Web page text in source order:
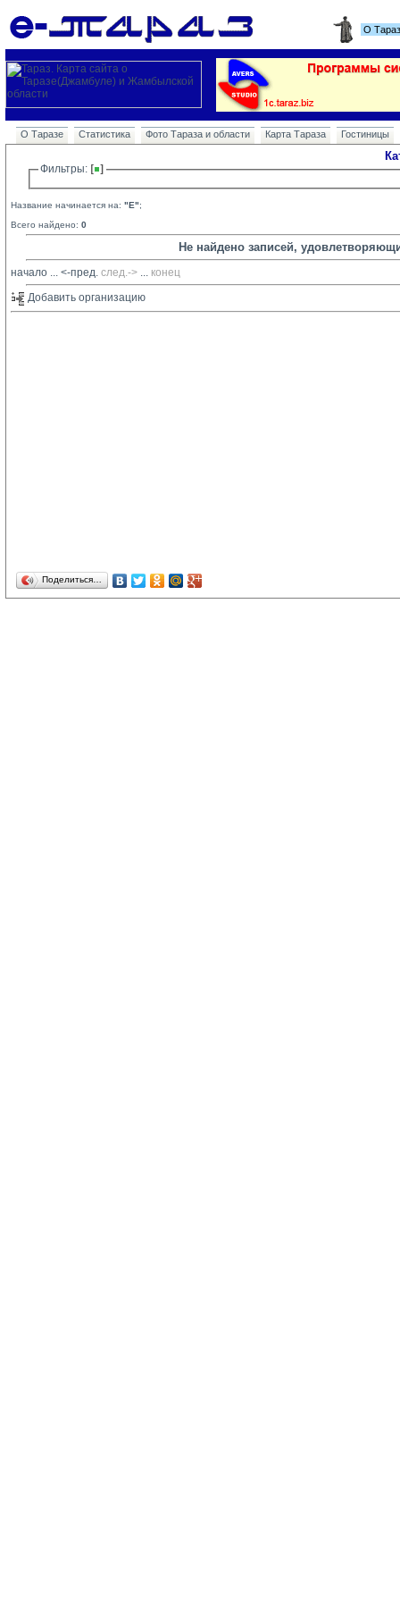
О
О Таразе Статистика Фото Тараза и области Карта Тараза Гостиницы
Фильтры:
Название начинается на: "E";
Всего найдено: 0
Не найдено записей,
начало ... <-пред. след.-> ... конец
Добавить организацию
Поделиться…